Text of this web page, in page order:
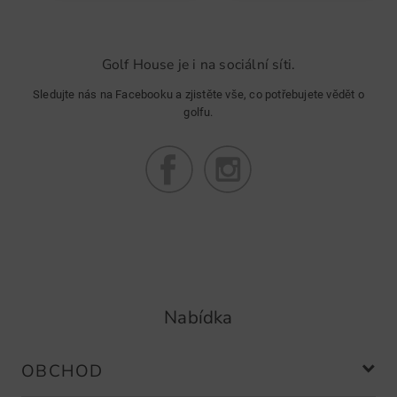
Golf House je i na sociální síti.
Sledujte nás na Facebooku a zjistěte vše, co potřebujete vědět o
golfu.
Nabídka
OBCHOD